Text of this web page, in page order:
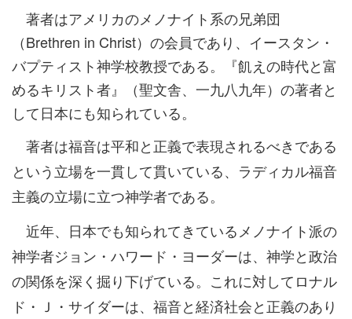
著者はアメリカのメノナイト系の兄弟団
（Brethren in Christ）の会員であり、イースタン・
バプティスト神学校教授である。『飢えの時代と富
めるキリスト者』（聖文舎、一九八九年）の著者と
して日本にも知られている。
著者は福音は平和と正義で表現されるべきである
という立場を一貫して貫いている、ラディカル福音
主義の立場に立つ神学者である。
近年、日本でも知られてきているメノナイト派の
神学者ジョン・ハワード・ヨーダーは、神学と政治
の関係を深く掘り下げている。これに対してロナル
ド・Ｊ・サイダーは、福音と経済社会と正義のあり